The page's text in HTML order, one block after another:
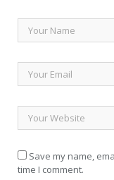
Save my name,
time I comment.